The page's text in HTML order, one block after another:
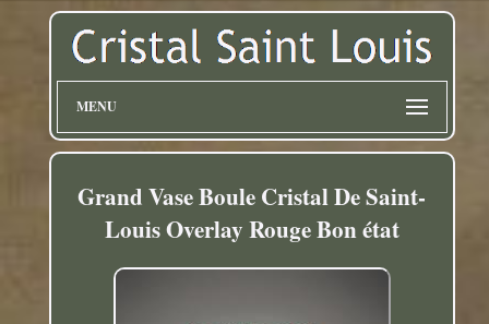
MENU
Grand Vase Boule Cristal De Saint-
Louis Overlay Rouge Bon état